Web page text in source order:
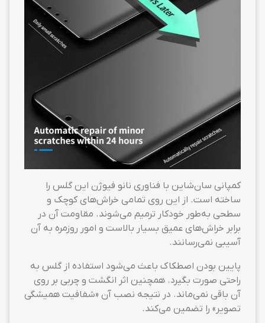
کمپانی سان‌شاین با فناوری نانو فیوژن این گلس را
ساخته است. از این روی تمامی خراش‌های کوچک و
سطحی به‌طور خودکار ترمیم می‌شوند. مقاومت آن در
برابر خراش‌های عمیق بسیار بالاست و امور روزمره به آن
آسیبی نمی‌رسانند.
پایین بودن اصطکاک باعث می‌شود استفاده از گلس به
راحتی صورت بگیرد. همچنین اثر انگشت و چربی بر روی
آن باقی نمی‌ماند. در نتیجه نصب آن «شفافیت همیشگی
تصویر» را تضمین می‌کند.